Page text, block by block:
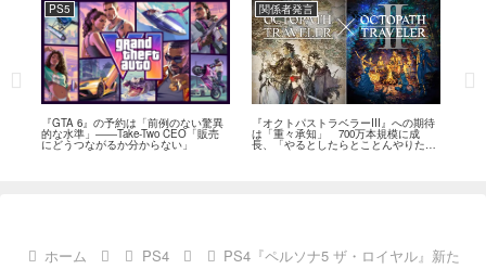
PS5
『GTA 6』の予約は「前例のない驚異
的な水準」――Take-Two CEO「販売
にどうつながるか分からない」
関係者発言
『オクトパストラベラーIII』への期待
は「重々承知」 700万本規模に成
長、「やるとしたらとことんやりた
い」と浅野智也氏
ホーム PS4
PS4『ペルソナ5 ザ・ロイヤル』新た